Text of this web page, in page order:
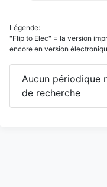
Légende:
"Flip to Elec" = la version
encore en version
Aucun périodique
de recherche